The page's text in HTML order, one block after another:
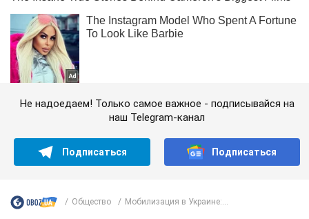
Не надоедаем! Только самое важное - подписывайся на
наш Telegram-канал
Подписаться Подписаться
Общество Мобилизация в Украине:...